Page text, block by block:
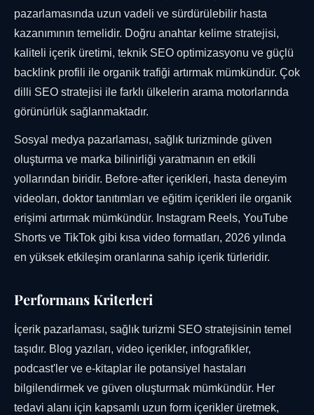
pazarlamasında uzun vadeli ve sürdürülebilir hasta
kazanımının temelidir. Doğru anahtar kelime stratejisi,
kaliteli içerik üretimi, teknik SEO optimizasyonu ve güçlü
backlink profili ile organik trafiği artırmak mümkündür. Çok
dilli SEO stratejisi ile farklı ülkelerin arama motorlarında
görünürlük sağlanmaktadır.
Sosyal medya pazarlaması, sağlık turizminde güven
oluşturma ve marka bilinirliği yaratmanın en etkili
yollarından biridir. Before-after içerikleri, hasta deneyim
videoları, doktor tanıtımları ve eğitim içerikleri ile organik
erişimi artırmak mümkündür. Instagram Reels, YouTube
Shorts ve TikTok gibi kısa video formatları, 2026 yılında
en yüksek etkileşim oranlarına sahip içerik türleridir.
Performans Kriterleri
İçerik pazarlaması, sağlık turizmi SEO stratejisinin temel
taşıdır. Blog yazıları, video içerikler, infografikler,
podcast'ler ve e-kitaplar ile potansiyel hastaları
bilgilendirmek ve güven oluşturmak mümkündür. Her
tedavi alanı için kapsamlı uzun form içerikler üretmek,